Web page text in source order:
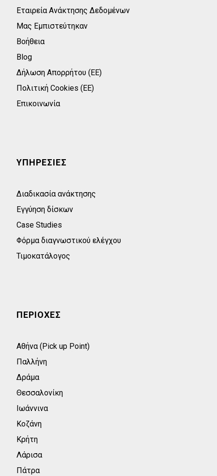
Εταιρεία Ανάκτησης Δεδομένων
Μας Εμπιστεύτηκαν
Βοήθεια
Blog
Δήλωση Απορρήτου (ΕΕ)
Πολιτική Cookies (ΕΕ)
Επικοινωνία
ΥΠΗΡΕΣΙΕΣ
Διαδικασία ανάκτησης
Εγγύηση δίσκων
Case Studies
Φόρμα διαγνωστικού ελέγχου
Τιμοκατάλογος
ΠΕΡΙΟΧΕΣ
Αθήνα (Pick up Point)
Παλλήνη
Δράμα
Θεσσαλονίκη
Ιωάννινα
Κοζάνη
Κρήτη
Λάρισα
Πάτρα